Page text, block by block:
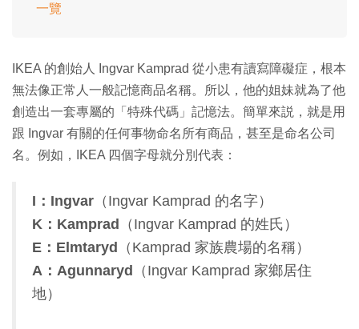
一覽
IKEA 的創始人 Ingvar Kamprad 從小患有讀寫障礙症，根本
無法像正常人一般記憶商品名稱。所以，他的姐妹就為了他
創造出一套專屬的「特殊代碼」記憶法。簡單來説，就是用
跟 Ingvar 有關的任何事物命名所有商品，甚至是命名公司
名。例如，IKEA 四個字母就分別代表：
I：Ingvar （Ingvar Kamprad 的名字）
K：Kamprad （Ingvar Kamprad 的姓氏）
E：Elmtaryd （Kamprad 家族農場的名稱）
A：Agunnaryd （Ingvar Kamprad 家鄉居住
地）